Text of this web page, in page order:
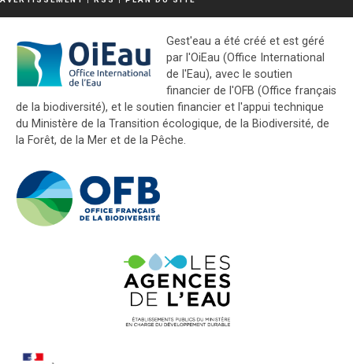
Gest'eau a été créé et est géré
par l'OiEau (Office International
de l'Eau), avec le soutien
financier de l'OFB (Office français
de la biodiversité), et le soutien financier et l'appui technique
du Ministère de la Transition écologique, de la Biodiversité, de
la Forêt, de la Mer et de la Pêche.